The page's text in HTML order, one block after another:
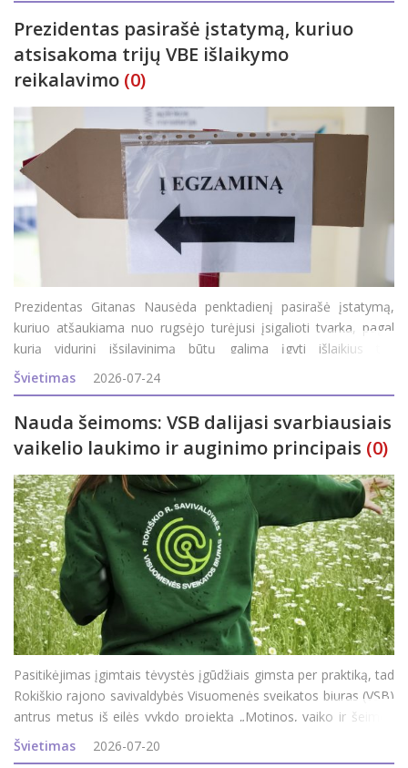
Prezidentas pasirašė įstatymą, kuriuo
atsisakoma trijų VBE išlaikymo
reikalavimo (0)
Prezidentas Gitanas Nausėda penktadienį pasirašė įstatymą,
kuriuo atšaukiama nuo rugsėjo turėjusi įsigalioti tvarka, pagal
kurią vidurinį išsilavinimą būtų galima įgyti išlaikius tris
valstybinius brandos egzaminus. Apie tai penktadienį patvirtino
Prezidentūra.&nb
Švietimas 2026-07-24
Nauda šeimoms: VSB dalijasi svarbiausiais
vaikelio laukimo ir auginimo principais (0)
Pasitikėjimas įgimtais tėvystės įgūdžiais gimsta per praktiką, tad
Rokiškio rajono savivaldybės Visuomenės sveikatos biuras (VSB)
antrus metus iš eilės vykdo projektą „Motinos, vaiko ir šeimos
sveikatos stiprinimas“ ir rajono šeimas kviečia dalyvauti
programoj
Švietimas 2026-07-20